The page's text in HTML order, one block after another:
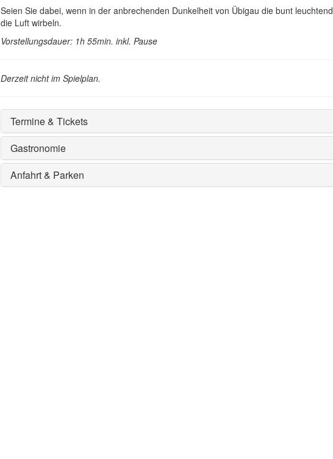
Seien Sie dabei, wenn in der anbrechenden Dunkelheit von Übigau die bunt
die Luft wirbeln.
Vorstellungsdauer: 1h 55min. inkl. Pause
Derzeit nicht im Spielplan.
Termine & Tickets
Gastronomie
Anfahrt & Parken